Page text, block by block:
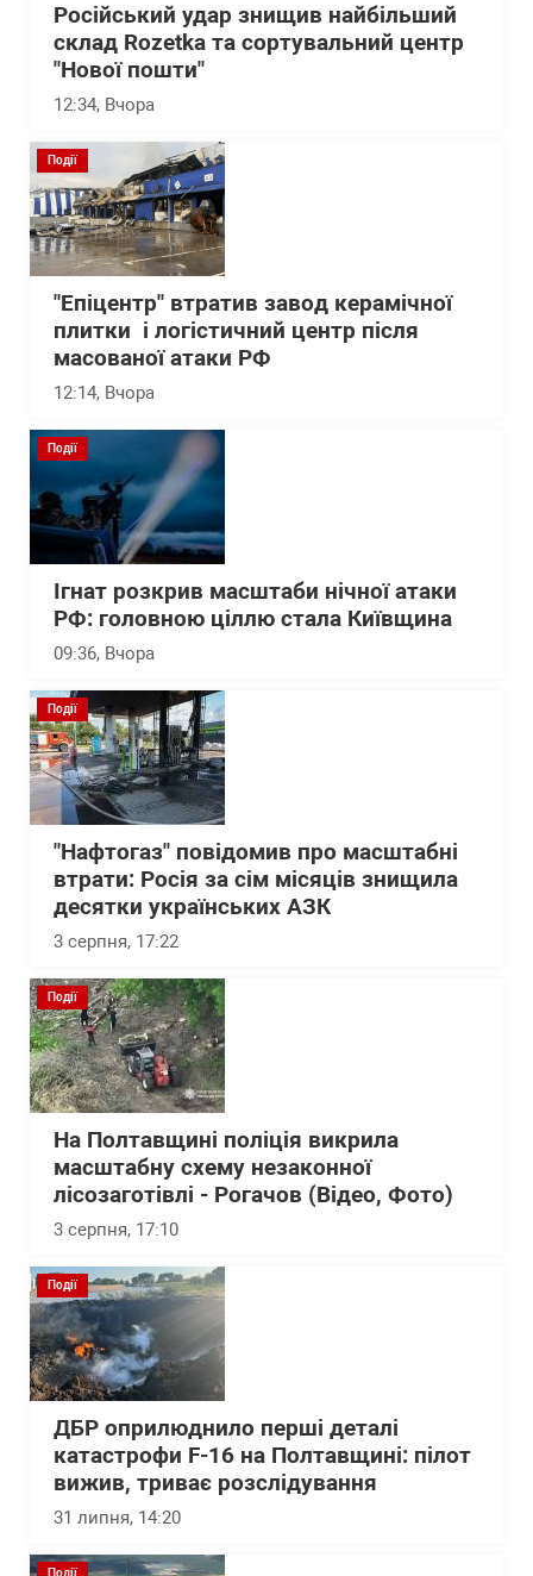
Російський удар знищив найбільший
склад Rozetka та сортувальний центр
"Нової пошти"
12:34, Вчора
Події
"Епіцентр" втратив завод керамічної
плитки і логістичний центр після
масованої атаки РФ
12:14, Вчора
Події
Ігнат розкрив масштаби нічної атаки
РФ: головною ціллю стала Київщина
09:36, Вчора
Події
"Нафтогаз" повідомив про масштабні
втрати: Росія за сім місяців знищила
десятки українських АЗК
3 серпня, 17:22
Події
На Полтавщині поліція викрила
масштабну схему незаконної
лісозаготівлі - Рогачов (Відео, Фото)
3 серпня, 17:10
Події
ДБР оприлюднило перші деталі
катастрофи F-16 на Полтавщині: пілот
вижив, триває розслідування
31 липня, 14:20
Події